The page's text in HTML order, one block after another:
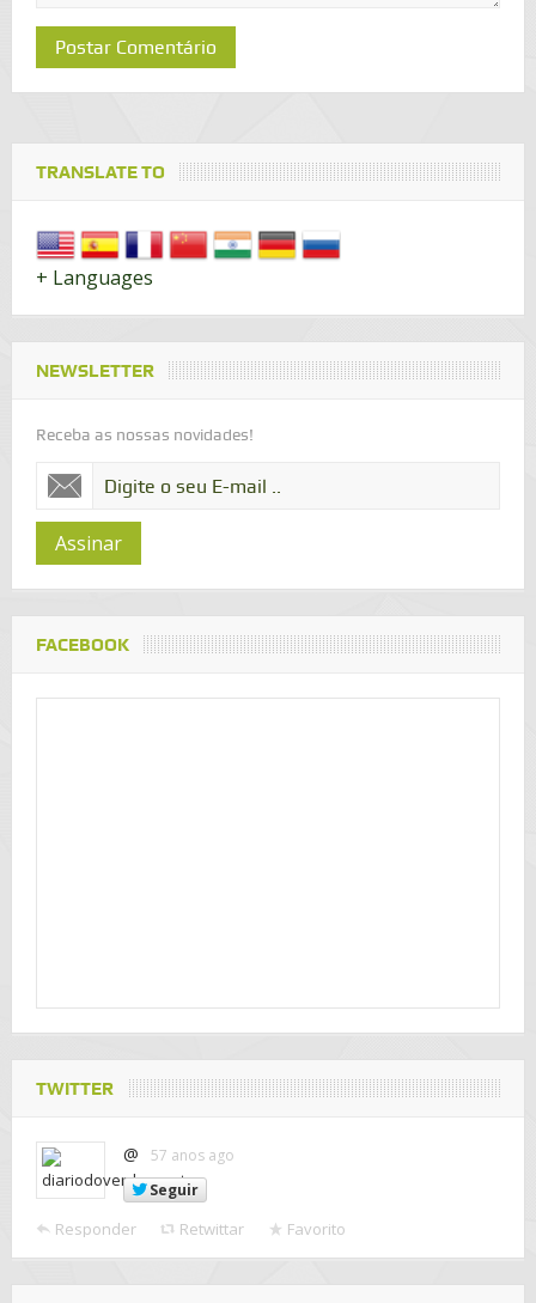
TRANSLATE TO
+ Languages
NEWSLETTER
Receba as nossas novidades!
Assinar
FACEBOOK
TWITTER
@
57 anos ago
Seguir
Responder Retwittar Favorito